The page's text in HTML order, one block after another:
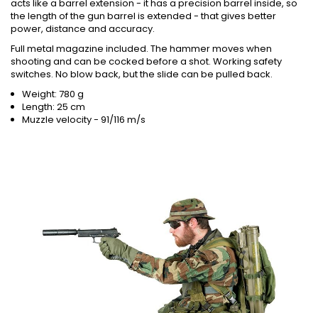
acts like a barrel extension - it has a precision barrel inside, so
the length of the gun barrel is extended - that gives better
power, distance and accuracy.
Full metal magazine included. The hammer moves when
shooting and can be cocked before a shot. Working safety
switches. No blow back, but the slide can be pulled back.
Weight: 780 g
Length: 25 cm
Muzzle velocity - 91/116 m/s